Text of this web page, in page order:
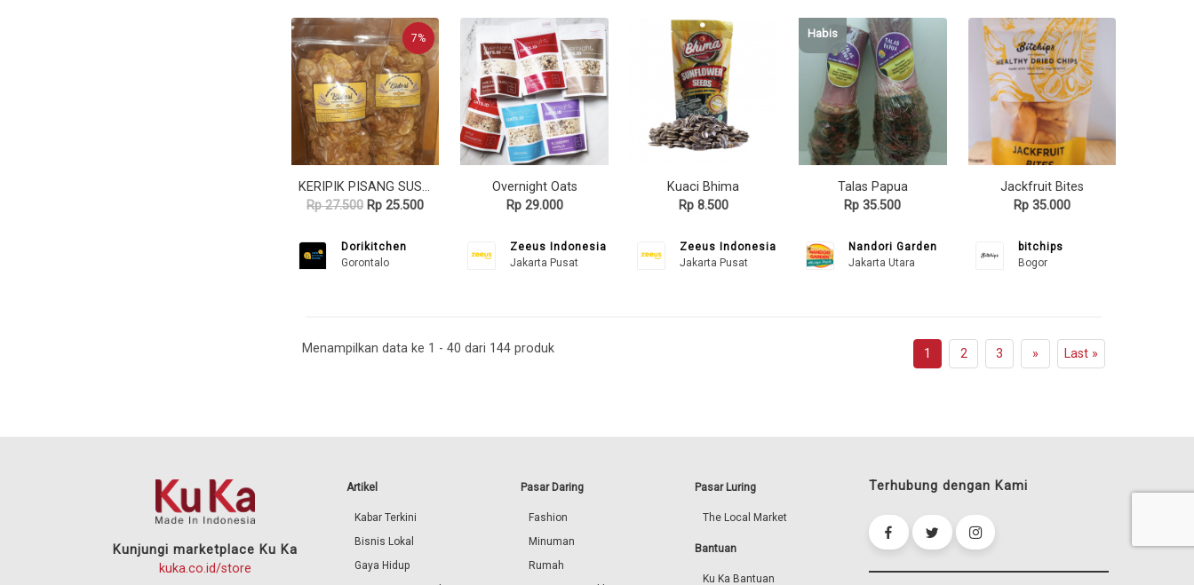
7%
KERIPIK PISANG SUSU ALMOND
Rp 27.500 Rp 25.500
Dorikitchen
Gorontalo
Overnight Oats
Rp 29.000
Zeeus Indonesia
Jakarta Pusat
Kuaci Bhima
Rp 8.500
Zeeus Indonesia
Jakarta Pusat
Habis
Talas Papua
Rp 35.500
Nandori Garden
Jakarta Utara
Jackfruit Bites
Rp 35.000
bitchips
Bogor
Menampilkan data ke 1 - 40 dari 144 produk 1 2 3 » Last »
Kunjungi marketplace Ku Ka
kuka.co.id/store
Artikel
Kabar Terkini
Bisnis Lokal
Gaya Hidup
Pasar Daring
Fashion
Minuman
Rumah
Pasar Luring
The Local Market
Bantuan
Ku Ka Bantuan
Terhubung dengan Kami